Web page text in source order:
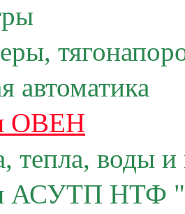
автоматика
ОВЕН
тепла, воды и
АСУТП НТФ